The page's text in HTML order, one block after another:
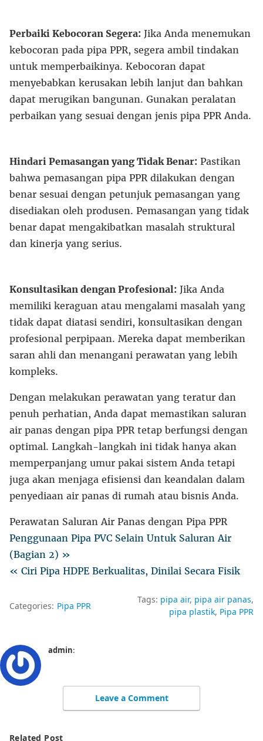
Perbaiki Kebocoran Segera: Jika Anda menemukan
kebocoran pada pipa PPR, segera ambil tindakan
untuk memperbaikinya. Kebocoran dapat
menyebabkan kerusakan lebih lanjut dan bahkan
dapat merugikan bangunan. Gunakan peralatan
perbaikan yang sesuai dengan jenis pipa PPR Anda.
Hindari Pemasangan yang Tidak Benar: Pastikan
bahwa pemasangan pipa PPR dilakukan dengan
benar sesuai dengan petunjuk pemasangan yang
disediakan oleh produsen. Pemasangan yang tidak
benar dapat mengakibatkan masalah struktural
dan kinerja yang serius.
Konsultasikan dengan Profesional: Jika Anda
memiliki keraguan atau mengalami masalah yang
tidak dapat diatasi sendiri, konsultasikan dengan
profesional perpipaan. Mereka dapat memberikan
saran ahli dan menangani perawatan yang lebih
kompleks.
Dengan melakukan perawatan yang teratur dan
penuh perhatian, Anda dapat memastikan saluran
air panas dengan pipa PPR tetap berfungsi dengan
optimal. Langkah-langkah ini tidak hanya akan
memperpanjang umur pakai sistem Anda tetapi
juga akan menjaga efisiensi dan keandalan dalam
penyediaan air panas di rumah atau bisnis Anda.
Perawatan Saluran Air Panas dengan Pipa PPR
Penggunaan Pipa PVC Selain Untuk Saluran Air
(Bagian 2) »
« Ciri Pipa HDPE Berkualitas, Dinilai Secara Fisik
Categories: Pipa PPR
Tags: pipa air pipa air panas
pipa plastik Pipa PPR
admin:
Leave a Comment
Related Post